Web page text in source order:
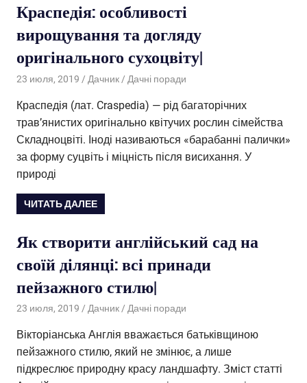
Краспедія: особливості
вирощування та догляду
оригінального сухоцвіту|
23 июля, 2019 Дачник Дачні поради
Краспедія (лат. Craspedia) — рід багаторічних
трав’янистих оригінально квітучих рослин сімейства
Складноцвіті. Іноді називаються «барабанні палички»
за форму суцвіть і міцність після висихання. У
природі
ЧИТАТЬ ДАЛЕЕ
Як створити англійський сад на
своїй ділянці: всі принади
пейзажного стилю|
23 июля, 2019 Дачник Дачні поради
Вікторіанська Англія вважається батьківщиною
пейзажного стилю, який не змінює, а лише
підкреслює природну красу ландшафту. Зміст статті